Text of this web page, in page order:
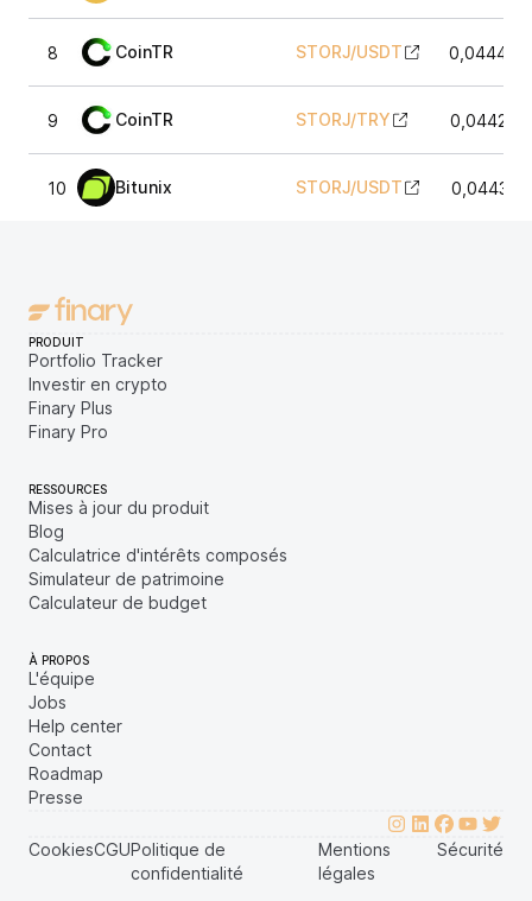
8 CoinTR STORJ/USDT
9 CoinTR STORJ/TRY
10 Bitunix STORJ/USDT
PRODUIT
Portfolio Tracker
Investir en crypto
Finary Plus
Finary Pro
RESSOURCES
Mises à jour du produit
Blog
Calculatrice d'intérêts composés
Simulateur de patrimoine
Calculateur de budget
À PROPOS
L'équipe
Jobs
Help center
Contact
Roadmap
Presse
CookiesCGUPolitique de
confidentialité
Mentions
légales
Sécurité